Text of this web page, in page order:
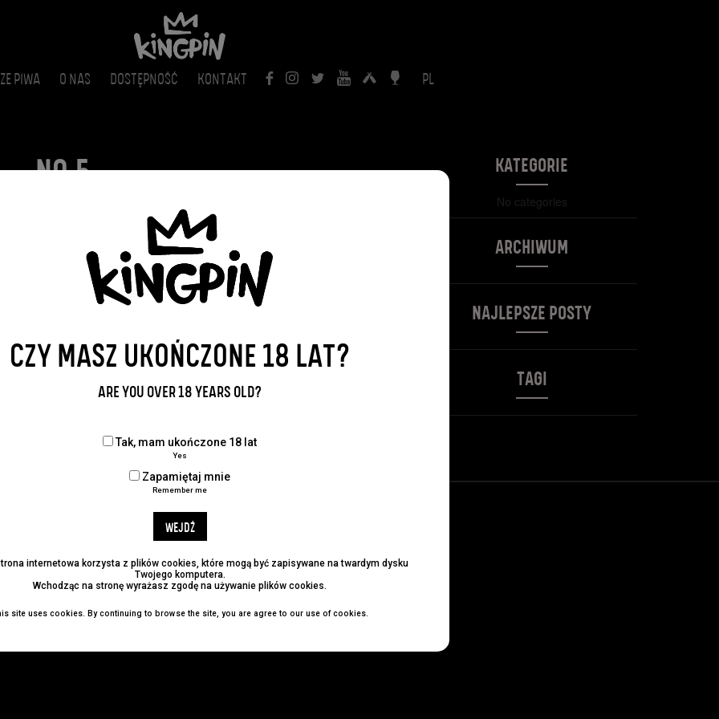
PIWA O NAS DOSTĘPNOŚĆ KONTAKT PL
NO.5
Udostępnij:
KATEGORIE
No categories
ARCHIWUM
NAJLEPSZE POSTY
TAGI
CZY MASZ UKOŃCZONE 18 LAT?
ARE YOU OVER 18 YEARS OLD?
Tak, mam ukończone 18 lat
Yes
Zapamiętaj mnie
Remember me
WEJDŹ
internetowa korzysta z plików cookies, które mogą być zapisywane na twardym dysku
Twojego komputera.
Wchodząc na stronę wyrażasz zgodę na używanie plików cookies.
site uses cookies. By continuing to browse the site, you are agree to our use of cookies.